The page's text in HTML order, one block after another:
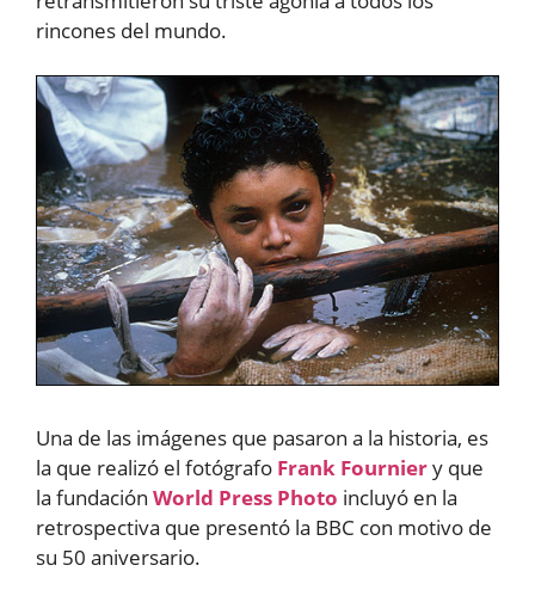
rincones del mundo.
Una de las imágenes que pasaron a la historia, es
la que realizó el fotógrafo Frank Fourniery que
la fundación World Press Photo incluyó en la
retrospectiva que presentó la BBC con motivo de
su 50 aniversario.